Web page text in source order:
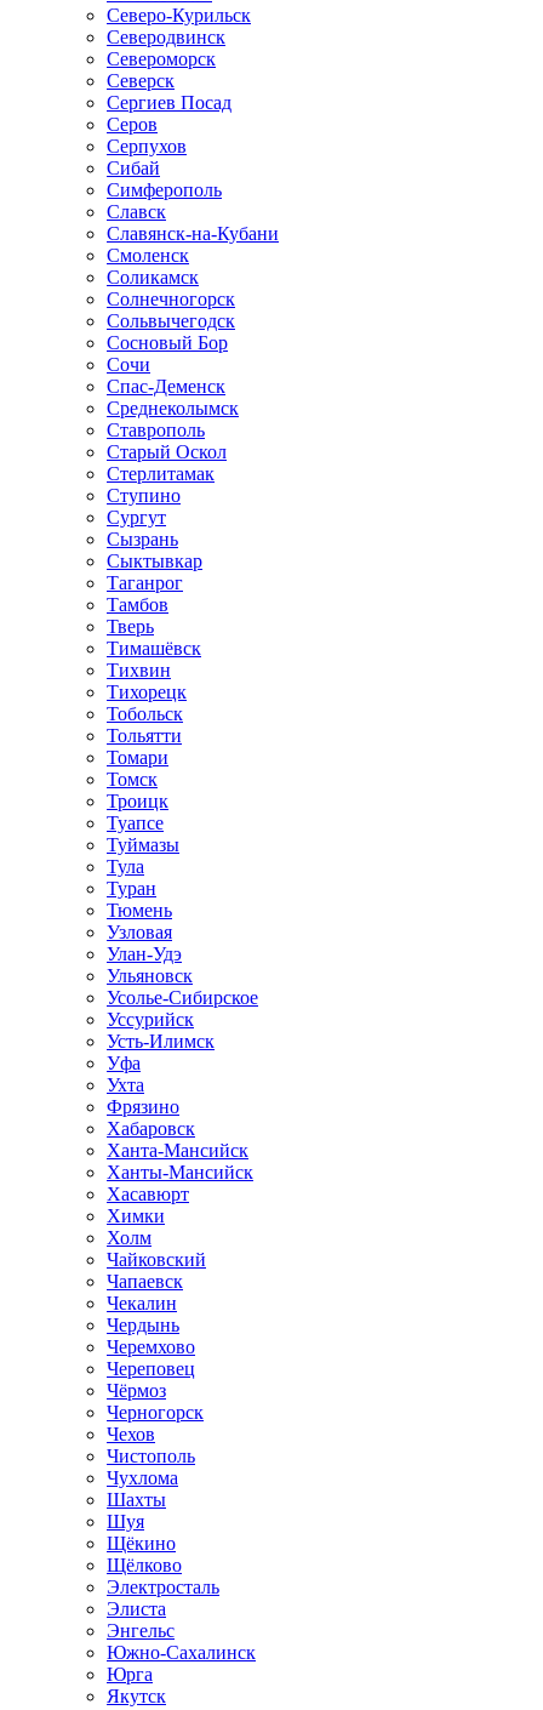
Северо-Курильск
Северодвинск
Североморск
Северск
Сергиев Посад
Серов
Серпухов
Сибай
Симферополь
Славск
Славянск-на-Кубани
Смоленск
Соликамск
Солнечногорск
Сольвычегодск
Сосновый Бор
Сочи
Спас-Деменск
Среднеколымск
Ставрополь
Старый Оскол
Стерлитамак
Ступино
Сургут
Сызрань
Сыктывкар
Таганрог
Тамбов
Тверь
Тимашёвск
Тихвин
Тихорецк
Тобольск
Тольятти
Томари
Томск
Троицк
Туапсе
Туймазы
Тула
Туран
Тюмень
Узловая
Улан-Удэ
Ульяновск
Усолье-Сибирское
Уссурийск
Усть-Илимск
Уфа
Ухта
Фрязино
Хабаровск
Ханта-Мансийск
Ханты-Мансийск
Хасавюрт
Химки
Холм
Чайковский
Чапаевск
Чекалин
Чердынь
Черемхово
Череповец
Чёрмоз
Черногорск
Чехов
Чистополь
Чухлома
Шахты
Шуя
Щёкино
Щёлково
Электросталь
Элиста
Энгельс
Южно-Сахалинск
Юрга
Якутск